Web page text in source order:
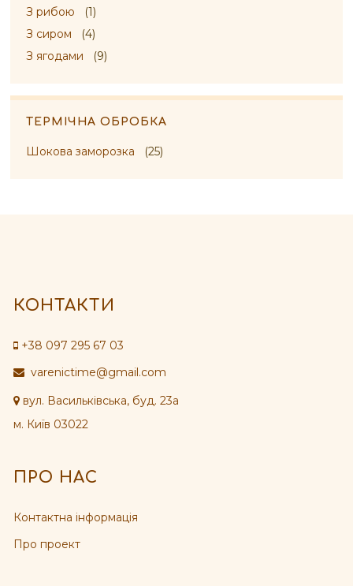
З рибою
(1)
З сиром
(4)
З ягодами
(9)
ТЕРМІЧНА ОБРОБКА
Шокова заморозка (25)
КОНТАКТИ
+38 097 295 67 03
varenictime@gmail.com
вул. Васильківська, буд. 23а
м. Київ 03022
ПРО НАС
Контактна інформація
Про проект